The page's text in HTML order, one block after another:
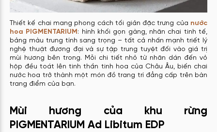
Thiết kế chai mang phong cách tối giản đặc trưng của nước
hoa PIGMENTARIUM : hình khối gọn gàng, nhãn chai tinh tế,
bảng màu trung tính sang trọng – tất cả nhấn mạnh triết lý
nghệ thuật đương đại và sự tập trung tuyệt đối vào giá trị
mùi hương bên trong. Mỗi chi tiết nhỏ từ nhãn dán đến vỏ
hộp đều toát lên tinh thần tinh hoa của Châu Âu, biến chai
nước hoa trở thành một món đồ trang trí đẳng cấp trên bàn
trang điểm của bạn.
Mùi hương của khu rừng
PIGMENTARIUM Ad Libitum EDP